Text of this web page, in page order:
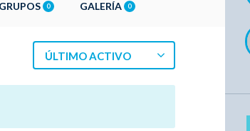
GRUPOS 0 GALERÍA 0
ÚLTIMO ACTIVO